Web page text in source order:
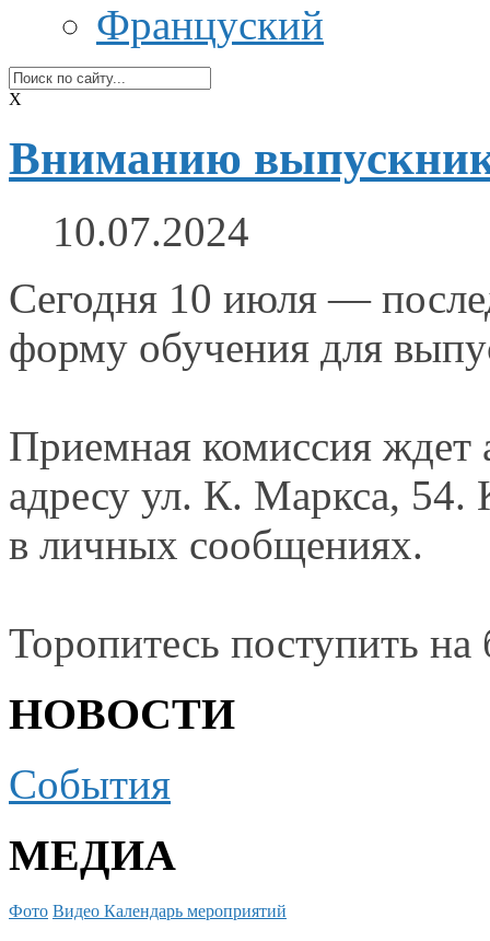
Француский
X
Вниманию
10.07.2024
Сегодня 10 июля —
форму обучения для
Приемная комиссия ждет
адресу ул. К. Маркса, 54.
в личных сообщениях.
Торопитесь поступить на
НОВОСТИ
События
МЕДИА
Фото Видео Календарь мероприятий